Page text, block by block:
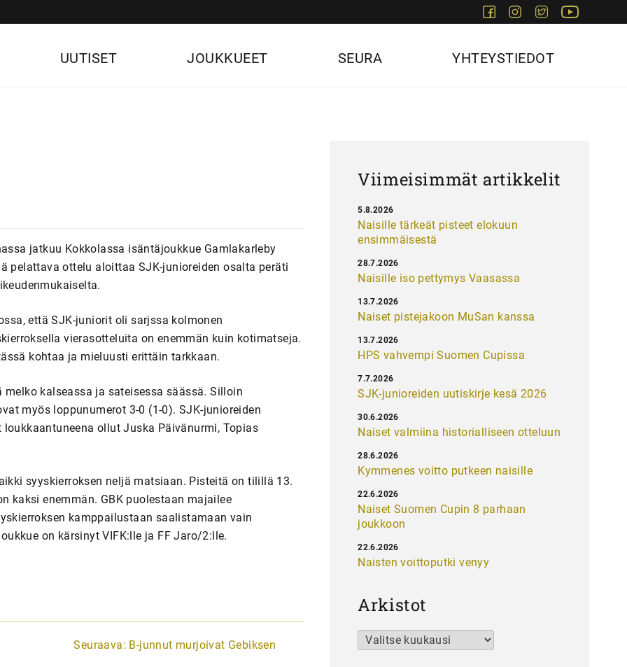
FacebookInstagram
Twitter
UUTISET JOUKKUEET SEURA YHTEYSTIEDOT
jatkuu Kokkolassa isäntäjoukkue Gamlakarleby
pelattava ottelu aloittaa SJK-junioreiden osalta peräti
että SJK-juniorit oli sarjssa kolmonen
vierasotteluita on enemmän kuin kotimatseja.
kohtaa ja mieluusti erittäin tarkkaan.
kalseassa ja sateisessa säässä. Silloin
myös loppunumerot 3-0 (1-0). SJK-junioreiden
ollut Juska Päivänurmi, Topias
syyskierroksen neljä matsiaan. Pisteitä on tilillä 13.
kaksi enemmän. GBK puolestaan majailee
kamppailustaan saalistamaan vain
on kärsinyt VIFK:lle ja FF Jaro/2:lle.
Seuraava: B-junnut murjoivat Gebiksen
Viimeisimmät artikkelit
Naisille tärkeät pisteet elokuun
ensimmäisestä
5.8.2026
Naisille iso pettymys Vaasassa
28.7.2026
Naiset pistejakoon MuSan kanssa
13.7.2026
HPS vahvempi Suomen Cupissa
13.7.2026
SJK-junioreiden uutiskirje kesä 2026
7.7.2026
Naiset valmiina historialliseen otteluun
30.6.2026
Kymmenes voitto putkeen naisille
28.6.2026
Naiset Suomen Cupin 8 parhaan
joukkoon
22.6.2026
Naisten voittoputki venyy
22.6.2026
Arkistot
Arkistot